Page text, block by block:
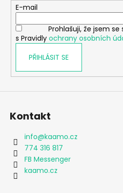
E-mail
Prohlašuji, že jsem
s Pravidly ochrany osobních
PŘIHLÁSIT SE
Kontakt
info@kaamo.cz
774 316 817
FB Messenger
kaamo.cz